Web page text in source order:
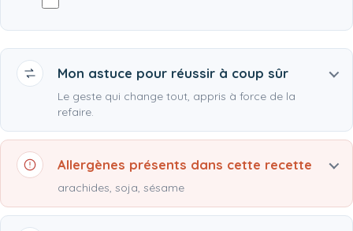
Mon astuce pour réussir à coup sûr
Le geste qui change tout, appris à force de la
refaire.
Allergènes présents dans cette recette
arachides, soja, sésame